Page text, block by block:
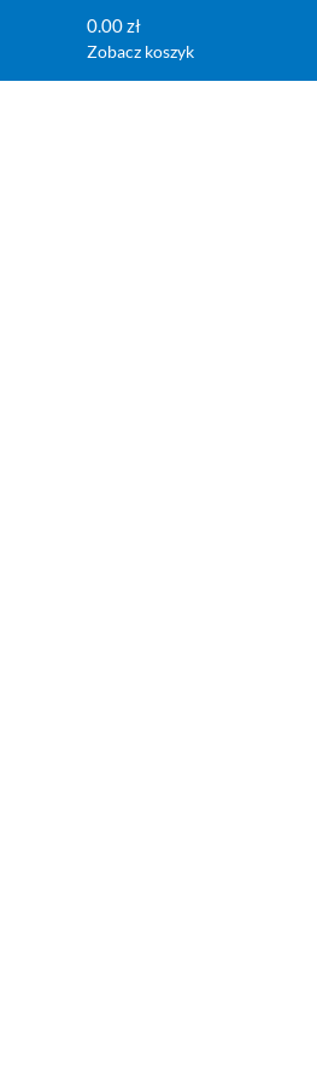
0.00 zł
Zobacz koszyk